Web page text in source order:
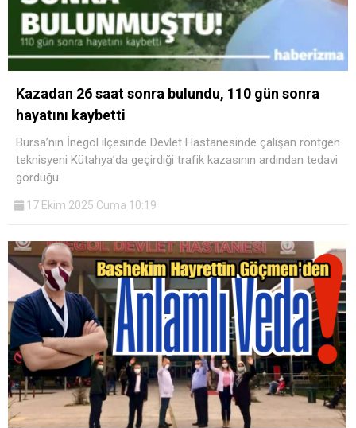
Kazadan 26 saat sonra bulundu, 110 gün sonra
hayatını kaybetti
Bursa’nın İnegöl ilçesinde Devlet Hastanesinde çalışan röntgen
teknisyeni Kütahya’da geçirdiği trafik kazasının ardından tedavi
gördüğü
17 Ekim 2025 Cuma 10:19